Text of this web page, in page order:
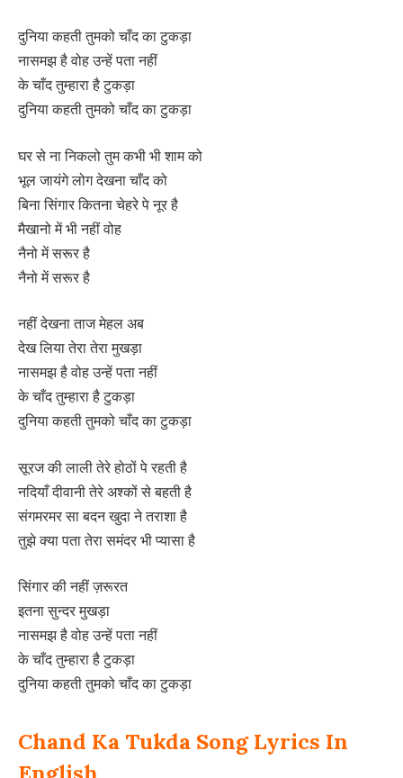
दुनिया कहती तुमको चाँद का टुकड़ा
नासमझ है वोह उन्हें पता नहीं
के चाँद तुम्हारा है टुकड़ा
दुनिया कहती तुमको चाँद का टुकड़ा
घर से ना निकलो तुम कभी भी शाम को
भूल जायंगे लोग देखना चाँद को
बिना सिंगार कितना चेहरे पे नूर है
मैखानो में भी नहीं वोह
नैनो में सरूर है
नैनो में सरूर है
नहीं देखना ताज मेहल अब
देख लिया तेरा तेरा मुखड़ा
नासमझ है वोह उन्हें पता नहीं
के चाँद तुम्हारा है टुकड़ा
दुनिया कहती तुमको चाँद का टुकड़ा
सूरज की लाली तेरे होठों पे रहती है
नदियाँ दीवानी तेरे अश्कों से बहती है
संगमरमर सा बदन खुदा ने तराशा है
तुझे क्या पता तेरा समंदर भी प्यासा है
सिंगार की नहीं ज़रूरत
इतना सुन्दर मुखड़ा
नासमझ है वोह उन्हें पता नहीं
के चाँद तुम्हारा है टुकड़ा
दुनिया कहती तुमको चाँद का टुकड़ा
Chand Ka Tukda Song Lyrics In